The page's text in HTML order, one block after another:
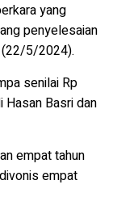
yang
penyelesaian
(22/5/2024).
senilai Rp
Hasan Basri dan
empat tahun
empat